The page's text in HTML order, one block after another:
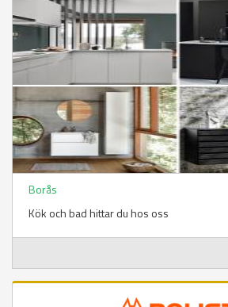
Borås
Kök och bad hittar du hos oss